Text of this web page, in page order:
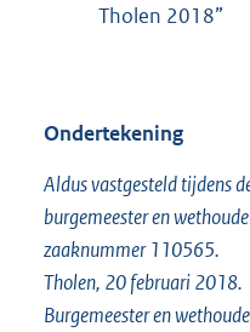
Tholen 2018”
Ondertekening
Aldus vastgesteld tijdens
burgemeester en
zaaknummer 110565.
Tholen, 20 februari 2018.
Burgemeester en